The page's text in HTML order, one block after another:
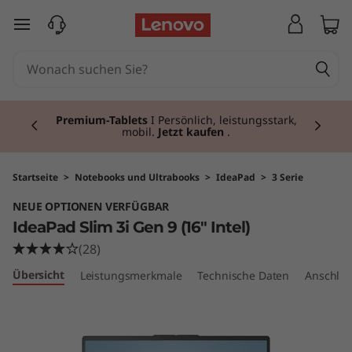
a
d
S
zum Hauptinhalt springen
Premium-Tablets I Persönlich, leistungsstark,
mobil. Jetzt kaufen .
Startseite > Notebooks und Ultrabooks > IdeaPad > 3 Serie
NEUE OPTIONEN VERFÜGBAR
IdeaPad Slim 3i Gen 9 (16" Intel)
(28)
Übersicht Leistungsmerkmale Technische Daten